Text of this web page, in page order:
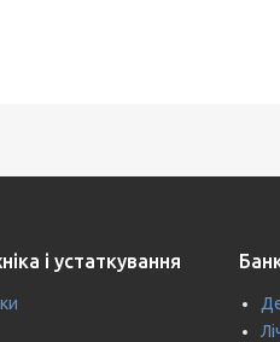
і устаткування